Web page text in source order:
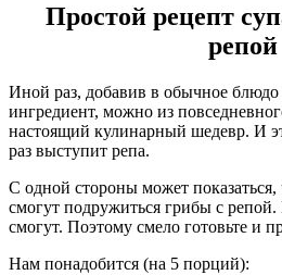
Простой рецепт
репой
Иной раз, добавив в обычное
ингредиент, можно из
настоящий кулинарный шедевр. И
раз выступит репа.
С одной стороны может
смогут подружиться грибы с
смогут. Поэтому смело готовьте и
Нам понадобится (на 5 порций):